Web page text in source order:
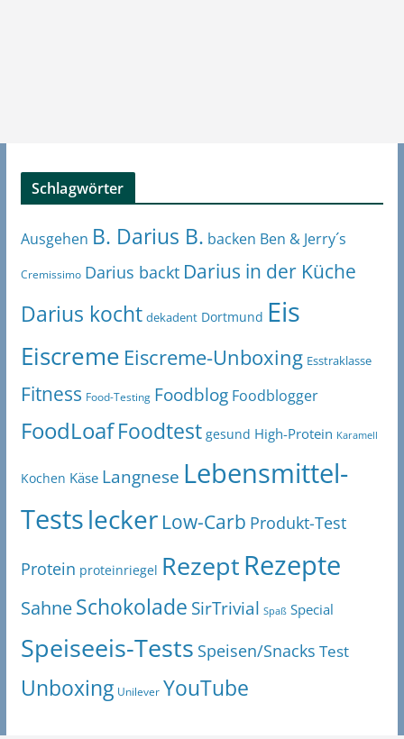
Schlagwörter
Ausgehen B. Darius B. backen Ben & Jerry´s
Cremissimo Darius backt Darius in der Küche
Darius kocht dekadent Dortmund Eis
Eiscreme Eiscreme-Unboxing Esstraklasse
Fitness Food-Testing Foodblog Foodblogger
FoodLoaf Foodtest gesund High-Protein Karamell
Kochen Käse Langnese Lebensmittel-
Testslecker Low-Carb Produkt-Test
Protein proteinriegel RezeptRezepte
SahneSchokolade SirTrivial Spaß Special
Speiseeis-Tests Speisen/Snacks Test
Unboxing Unilever YouTube